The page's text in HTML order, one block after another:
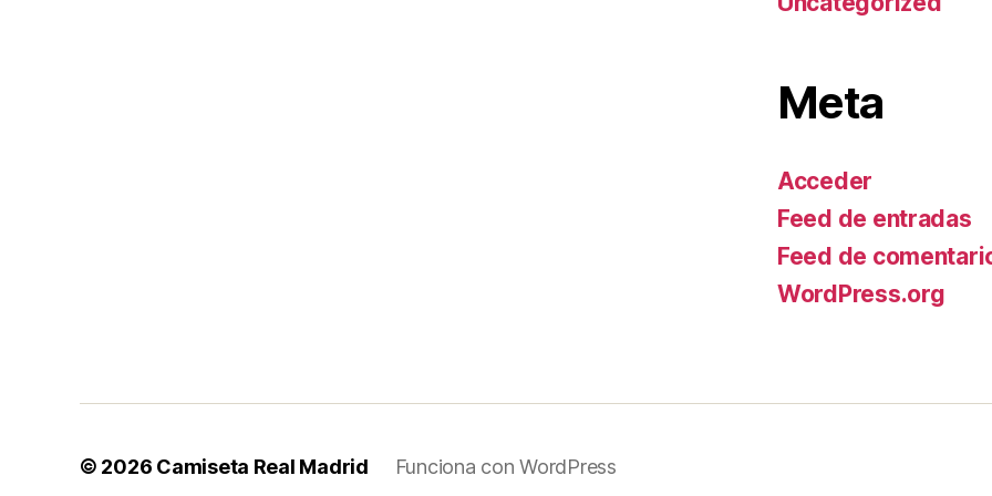
Meta
Acceder
Feed de entradas
Feed de
WordPress.org
© 2026 Camiseta Real Madrid Funciona con WordPress